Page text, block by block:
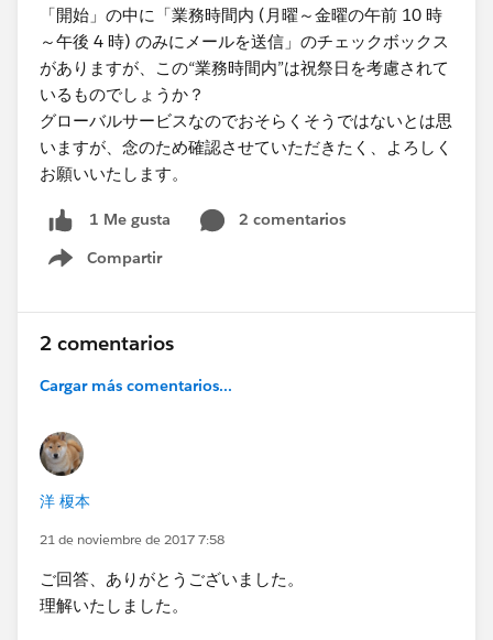
「開始」の中に「業務時間内 (月曜～金曜の午前 10 時
～午後 4 時) のみにメールを送信」のチェックボックス
がありますが、この“業務時間内”は祝祭日を考慮されて
いるものでしょうか？
グローバルサービスなのでおそらくそうではないとは思
いますが、念のため確認させていただきたく、よろしく
お願いいたします。
1 Me gusta
2 comentarios
Compartir
Show menu
2 comentarios
Cargar más comentarios...
洋 榎本
21 de noviembre de 2017 7:58
ご回答、ありがとうございました。
理解いたしました。